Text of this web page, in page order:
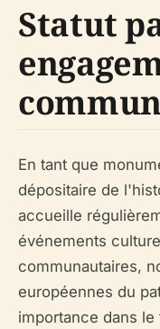
Statut
En tant que
dépositaire de
accueille
événements
communautaires,
européennes du
importance dans